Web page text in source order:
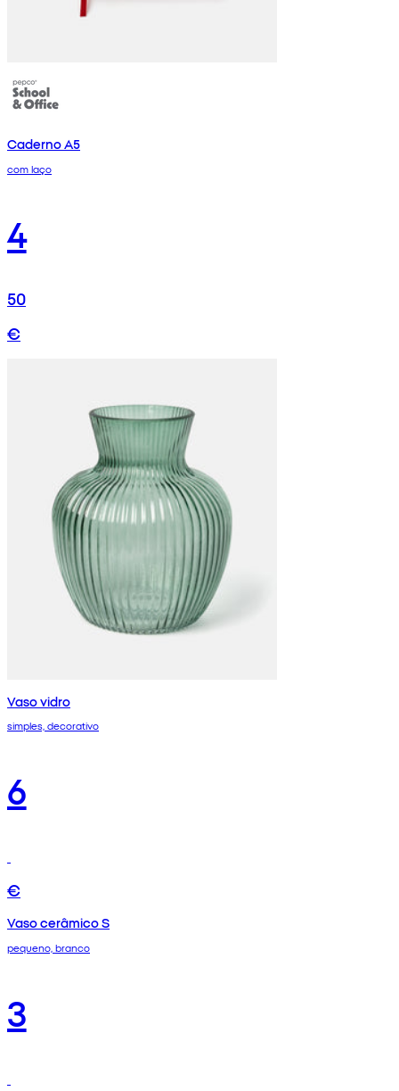
Caderno A5
com laço
4
50
€
Vaso vidro
simples, decorativo
6
€
Vaso cerâmico S
pequeno, branco
3